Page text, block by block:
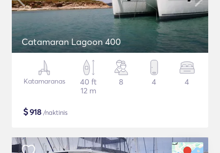
Catamaran Lagoon 400
Katamaranas
40 ft
12 m
8 4 4
$918 /naktinis